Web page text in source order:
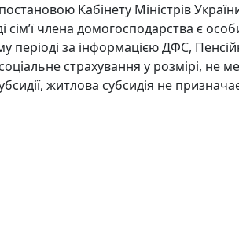
Кабінету Міністрів
члена домогосподарства є
періоді за інформацією ДФС,
страхування у розмірі, не
житлова субсидія не